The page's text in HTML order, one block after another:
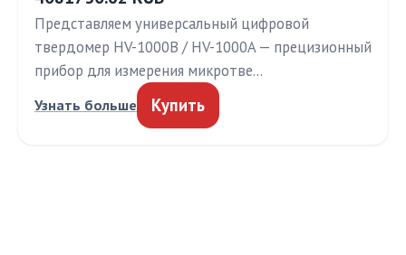
Представляем универсальный цифровой
твердомер HV-1000B / HV-1000A — прецизионный
прибор для измерения микротве…
Узнать больше Купить